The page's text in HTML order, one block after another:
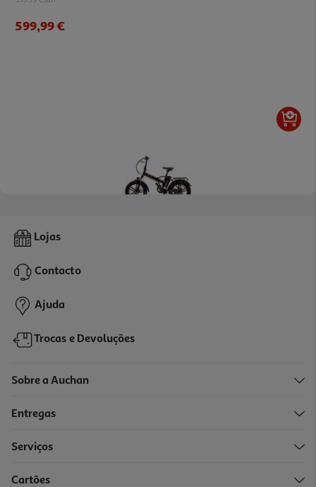
599,99 €
Bicicleta Elétrica Youin Bk1201 Texas Ii
929,99 €
Lojas
Contacto
Ajuda
Trocas e Devoluções
Sobre a Auchan
Entregas
Serviços
Cartões